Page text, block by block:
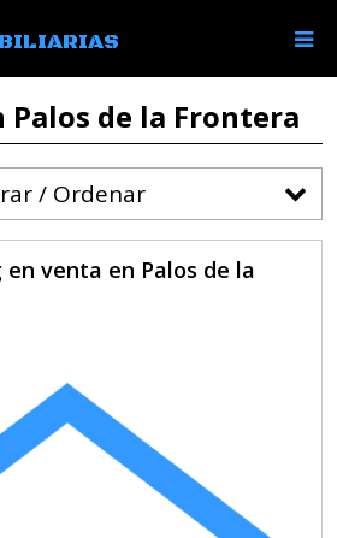
Palos de la Frontera
/ Ordenar
en venta en Palos de la